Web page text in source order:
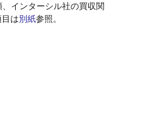
インターシル社の買収関
は別紙参照。